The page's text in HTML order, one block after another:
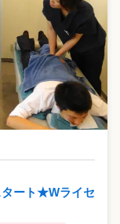
タート★Wライセ